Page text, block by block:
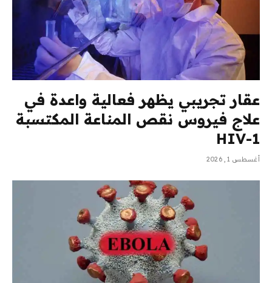
عقار تجريبي يظهر فعالية واعدة في
علاج فيروس نقص المناعة المكتسبة
HIV-1
أغسطس 1, 2026